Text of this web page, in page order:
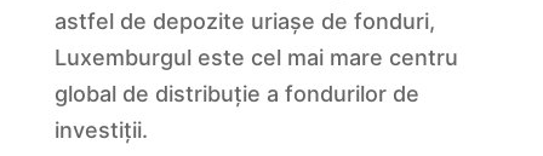
astfel de depozite uriașe de fonduri,
Luxemburgul este cel mai mare centru
global de distribuție a fondurilor de
investiții.